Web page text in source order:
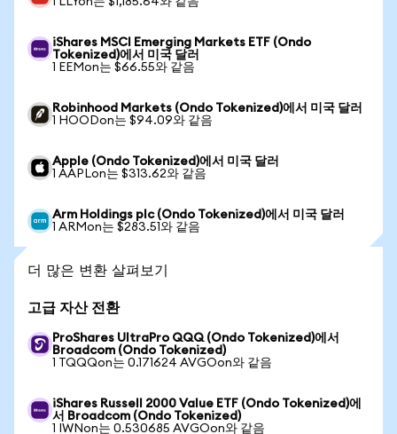
iShares MSCI Emerging Markets ETF (Ondo
Tokenized)에서 미국 달러
1 EEMon는 $66.55와 같음
Robinhood Markets (Ondo Tokenized)에서 미국 달러
1 HOODon는 $94.09와 같음
Apple (Ondo Tokenized)에서 미국 달러
1 AAPLon는 $313.62와 같음
Arm Holdings plc (Ondo Tokenized)에서 미국 달러
1 ARMon는 $283.51와 같음
더 많은 변환 살펴보기
고급 자산 전환
ProShares UltraPro QQQ (Ondo Tokenized)에서
Broadcom (Ondo Tokenized)
1 TQQQon는 0.171624 AVGOon와 같음
iShares Russell 2000 Value ETF (Ondo Tokenized)에
서 Broadcom (Ondo Tokenized)
1 IWNon는 0.530685 AVGOon와 같음